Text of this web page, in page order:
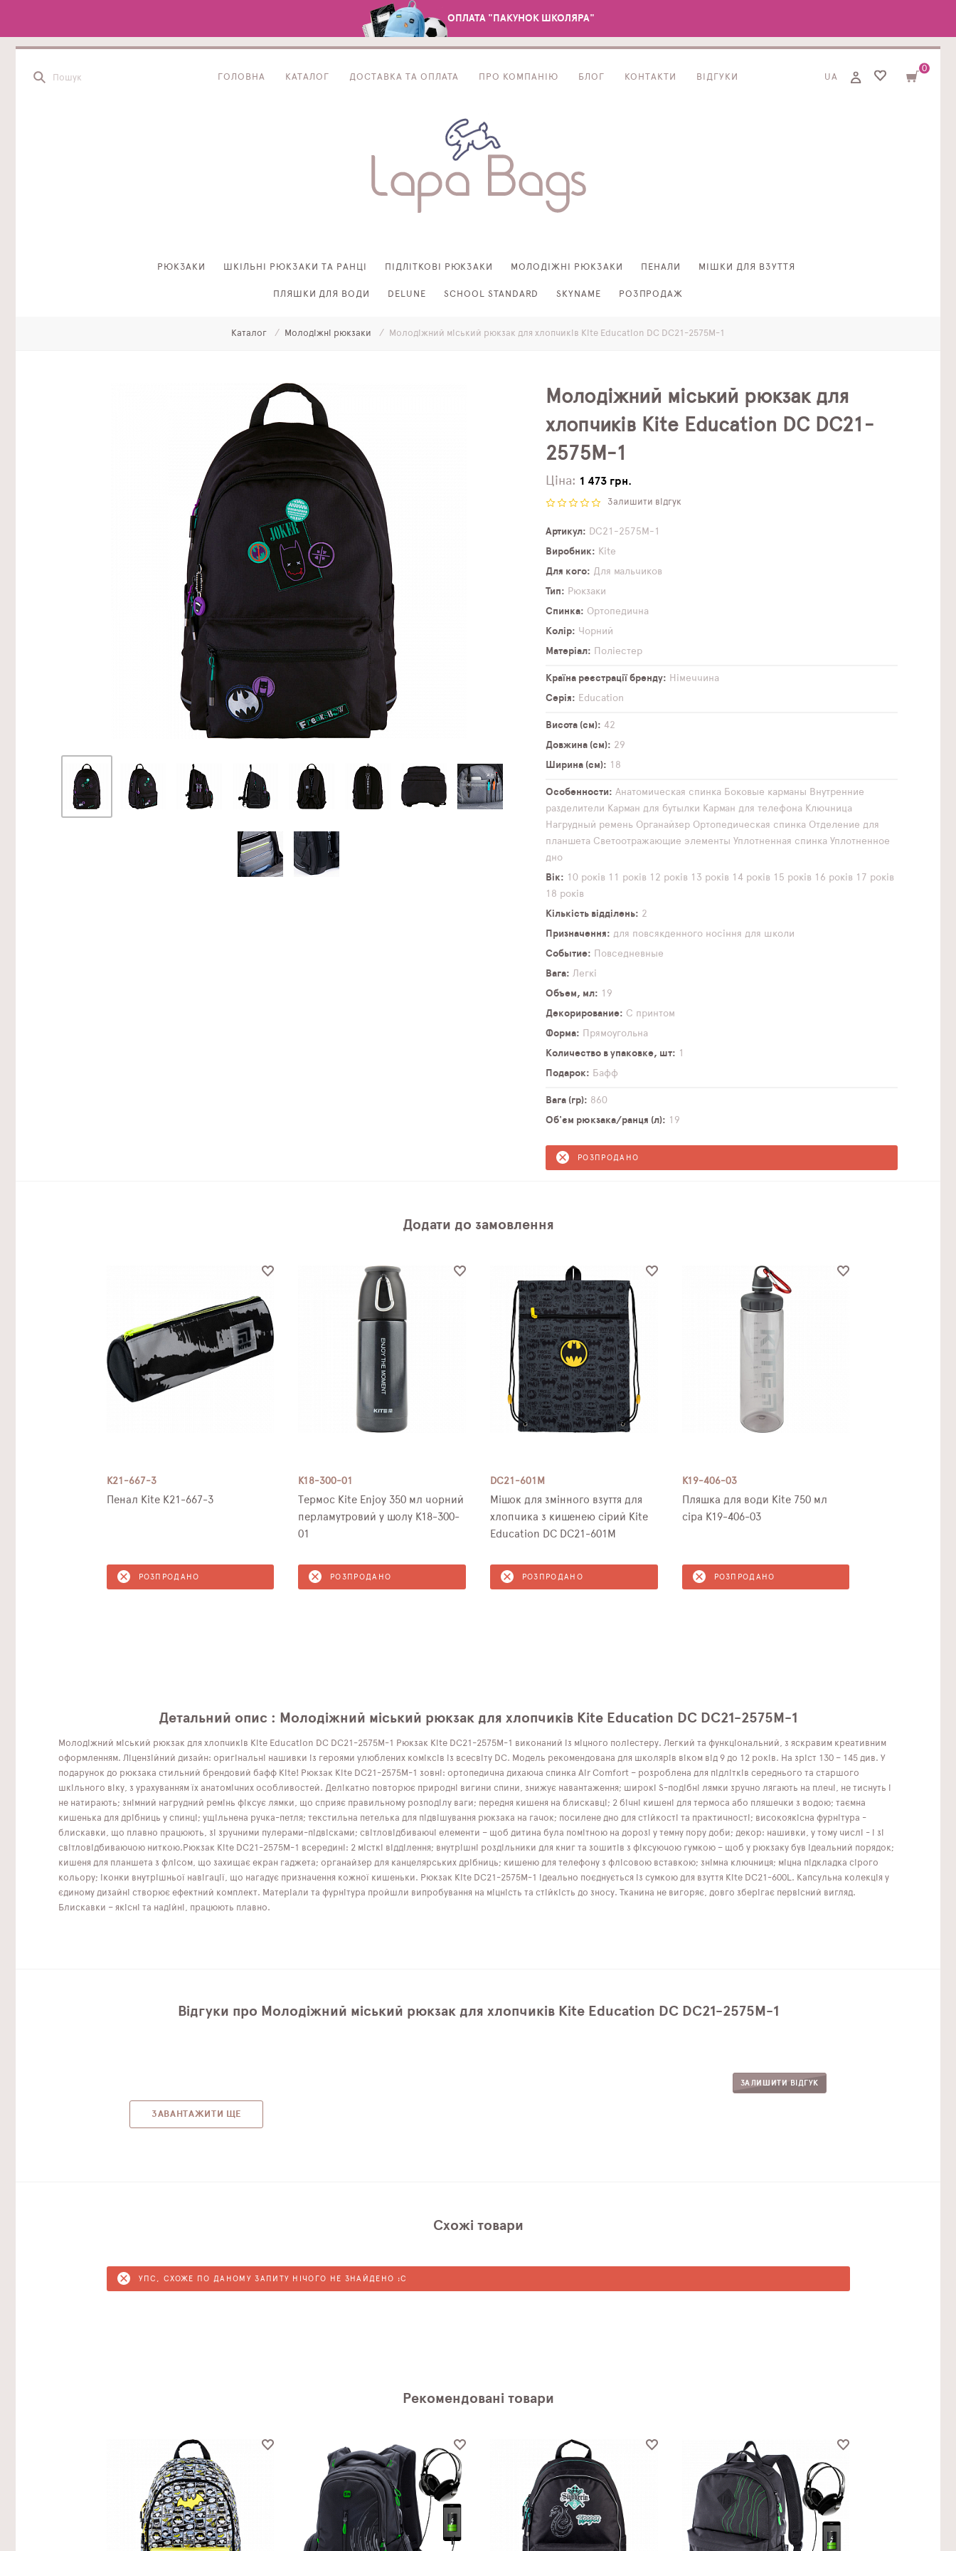
ОПЛАТА "ПАКУНОК ШКОЛЯРА"
ГОЛОВНА КАТАЛОГ ДОСТАВКА ТА ОПЛАТА ПРО КОМПАНІЮ БЛОГ КОНТАКТИ ВІДГУКИ UA
0
РЮКЗАКИ ШКІЛЬНІ РЮКЗАКИ ТА РАНЦІ ПІДЛІТКОВІ РЮКЗАКИ МОЛОДІЖНІ РЮКЗАКИ ПЕНАЛИ МІШКИ ДЛЯ ВЗУТТЯ
ПЛЯШКИ ДЛЯ ВОДИ DELUNE SCHOOL STANDARD SKYNAME РОЗПРОДАЖ
Каталог Молодіжні рюкзаки Молодіжний міський рюкзак для хлопчиків Kite Education DC DC21-2575M-1
Молодіжний міський рюкзак для
хлопчиків Kite Education DC DC21-
2575M-1
Ціна: 1 473 грн.
Залишити відгук
Артикул
DC21-2575M-1
Виробник
Kite
Для кого
Для мальчиков
Тип
Рюкзаки
Спинка
Ортопедична
Колір
Чорний
Матеріал
Поліестер
Країна реєстрації бренду
Німеччина
Серія
Education
Висота (см)
42
Довжина (см)
29
Ширина (см)
18
Особенности Анатомическая спинка Боковые карманы Внутренние
разделители Карман для бутылки Карман для телефона Ключница
Нагрудный ремень Органайзер Ортопедическая спинка Отделение для
планшета Светоотражающие элементы Уплотненная спинка Уплотненное
дно
Вік
10 років 11 років 12 років 13 років 14 років 15 років 16 років 17 років
18 років
Кількість відділень
2
Призначення
для повсякденного носіння для школи
Событие
Повседневные
Вага
Легкі
Объем, мл
19
Декорирование
С принтом
Форма
Прямоугольна
Количество в упаковке, шт
1
Подарок
Бафф
Вага (гр)
860
Об'єм рюкзака/ранця (л)
19
РОЗПРОДАНО
Додати до замовлення
K21-667-3
Пенал Kite K21-667-3
РОЗПРОДАНО
K18-300-01
Термос Kite Enjoy 350 мл чорний
перламутровий у шолу K18-300-
01
РОЗПРОДАНО
DC21-601M
Мішок для змінного взуття для
хлопчика з кишенею сірий Kite
Education DC DC21-601M
РОЗПРОДАНО
K19-406-03
Пляшка для води Kite 750 мл
сіра K19-406-03
РОЗПРОДАНО
Детальний опис : Молодіжний міський рюкзак для хлопчиків Kite Education DC DC21-2575M-1
Молодіжний міський рюкзак для хлопчиків Kite Education DC DC21-2575M-1 Рюкзак Kite DC21-2575M-1 виконаний із міцного поліестеру. Легкий та функціональний, з яскравим креативним
оформленням. Ліцензійний дизайн: оригінальні нашивки із героями улюблених коміксів із всесвіту DC. Модель рекомендована для школярів віком від 9 до 12 років. На зріст 130 – 145 див. У
подарунок до рюкзака стильний брендовий бафф Kite! Рюкзак Kite DC21-2575M-1 зовні: ортопедична дихаюча спинка Air Comfort – розроблена для підлітків середнього та старшого
шкільного віку, з урахуванням їх анатомічних особливостей. Делікатно повторює природні вигини спини, знижує навантаження; широкі S-подібні лямки зручно лягають на плечі, не тиснуть і
не натирають; знімний нагрудний ремінь фіксує лямки, що сприяє правильному розподілу ваги; передня кишеня на блискавці; 2 бічні кишені для термоса або пляшечки з водою; таємна
кишенька для дрібниць у спинці; ущільнена ручка-петля; текстильна петелька для підвішування рюкзака на гачок; посилене дно для стійкості та практичності; високоякісна фурнітура -
блискавки, що плавно працюють, зі зручними пулерами-підвісками; світловідбиваючі елементи – щоб дитина була помітною на дорозі у темну пору доби; декор: нашивки, у тому числі - і зі
світловідбиваючою ниткою.Рюкзак Kite DC21-2575M-1 всередині: 2 місткі відділення; внутрішні роздільники для книг та зошитів з фіксуючою гумкою – щоб у рюкзаку був ідеальний порядок;
кишеня для планшета з флісом, що захищає екран гаджета; органайзер для канцелярських дрібниць; кишеню для телефону з флісовою вставкою; знімна ключниця; міцна підкладка сірого
кольору; іконки внутрішньої навігації, що нагадує призначення кожної кишеньки. Рюкзак Kite DC21-2575M-1 ідеально поєднується із сумкою для взуття Kite DC21-600L. Капсульна колекція у
єдиному дизайні створює ефектний комплект. Матеріали та фурнітура пройшли випробування на міцність та стійкість до зносу. Тканина не вигоряє, довго зберігає первісний вигляд.
Блискавки – якісні та надійні, працюють плавно.
Відгуки про Молодіжний міський рюкзак для хлопчиків Kite Education DC DC21-2575M-1
ЗАЛИШИТИ ВІДГУК
ЗАВАНТАЖИТИ ЩЕ
Схожі товари
УПС, СХОЖЕ ПО ДАНОМУ ЗАПИТУ НІЧОГО НЕ ЗНАЙДЕНО :C
Рекомендовані товари